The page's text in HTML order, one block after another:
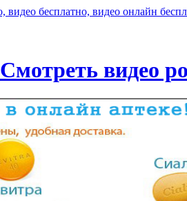
Смотреть видео